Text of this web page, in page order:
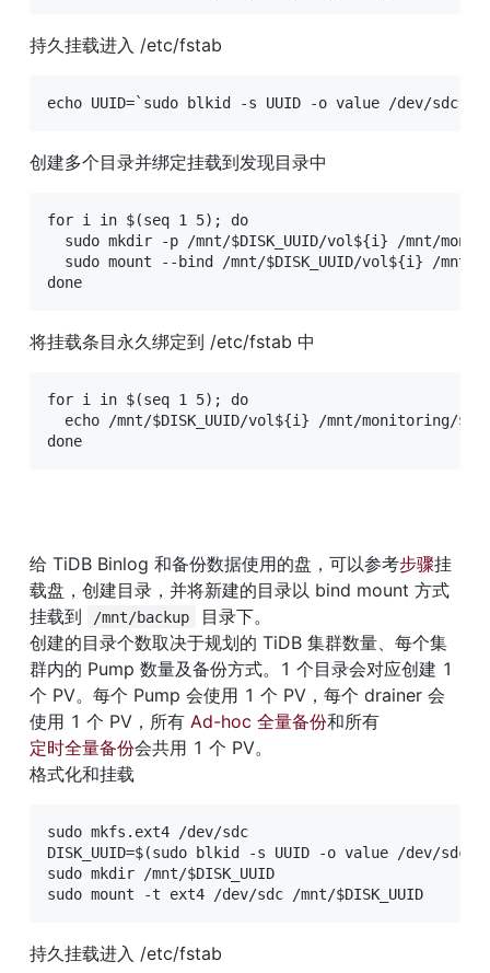
持久挂载进入 /etc/fstab
echo UUID=`sudo blkid -s UUID -o value /dev/
创建多个目录并绑定挂载到发现目录中
for i in $(seq 1 5); do
sudo mkdir -p /mnt/$DISK_UUID/vol${i} /mnt/
sudo mount --bind /mnt/$DISK_UUID/vol${i} /mnt/
done
将挂载条目永久绑定到 /etc/fstab 中
for i in $(seq 1 5); do
echo /mnt/$DISK_UUID/vol${i} /mnt/monitoring/
done
给 TiDB Binlog 和备份数据使用的盘，可以参考步骤挂
载盘，创建目录，并将新建的目录以 bind mount 方式
挂载到
/mnt/backup
目录下。
创建的目录个数取决于规划的 TiDB 集群数量、每个集
群内的 Pump 数量及备份方式。1 个目录会对应创建 1
个 PV。每个 Pump 会使用 1 个 PV，每个 drainer 会
使用 1 个 PV，所有 Ad-hoc 全量备份和所有
定时全量备份会共用 1 个 PV。
格式化和挂载
sudo mkfs.ext4 /dev/sdc
DISK_UUID=$(sudo blkid -s UUID -o value /dev/sdc)
sudo mkdir /mnt/$DISK_UUID
sudo mount -t ext4 /dev/sdc /mnt/$DISK_UUID
持久挂载进入 /etc/fstab